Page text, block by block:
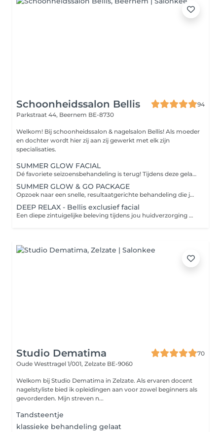
Schoonheidssalon Bellis
94
Parkstraat 44, Beernem BE-8730
Welkom! Bij schoonheidssalon & nagelsalon Bellis! Als moeder
en dochter wordt hier zij aan zij gewerkt met elk zijn
specialisaties.
SUMMER GLOW FACIAL
Dé favoriete seizoensbehandeling is terug! Tijdens deze gelaatsbehandeling combineren we een moment van pure ontspanning én intensieve huidverzorging in één. De behandeling omvat een dubbele reiniging met ontspannende brush tools, een enzymatische peeling, een zachte scrub, een intensieve cocktail van serums & een ampoule, gevolgd door een diep hydraterend hyaluronzuurmasker. Tijdens de verzorging geniet je ook van een uitgebreide gelaats, hals-nek- decolleté massage en een ontspannende hoofdhuidmassage. Precies wat jij & je huid nodig heeft deze zomer! We sluiten af met aangepaste verzorgingsproducten, SPF & een hydraterende lipverzorging. Resultaat: - Intens gehydrateerde & geplumpte huid - Instant healthy glowing skin - Frisse teint - Minder zichtbare fijne lijntjes - Volledige ontspanning voor lichaam én geest Voor wie deze zomer / vakantie nood heeft aan een moment voor zichzelf met enkel maar ontspanning, terwijl de huid een intensieve glow- en hydratatieboost krijgt.
SUMMER GLOW & GO PACKAGE
Opzoek naar een snelle, resultaatgerichte behandeling die jouw huid onmiddellijk laat stralen? Dan is dé nieuwste Summer Glow & Go Package dé perfecte keuze. Tijdens deze krachtige behandeling werken we met onze innovatieve Micro Infusion Treatment waarbij via ultrafijne microkanaaltjes we hoog geconcentreerde serums in brengen precies daar waar jouw huid ze nodig heeft. Tegelijk stimuleren we ook de natuurlijke aanmaak van collageen en elastine voor een stevigere en gladdere huid. Deze behandeling geeft je huid een intensieve hydratatieboost, verfijnt de huidstructuur en zorgt voor een gezonde, frisse glow. Ideaal als je niet veel tijd hebt, na een vakantie, of bij speciale gelegenheden! Na de behandeling ontvang je bovendien een hydraterend & kalmerend sheetmasker voor thuis, zodat je het resultaat alleen maar kan versterken & nog langer kunt behouden. Resultaat: - Instant healthy glowing skin - Intensieve hydratatie - Verfijnde huidtextuur - Egalere & stralende teint - Stimulatie van collageen & elastine - Zichtbare huidverbetering vanaf de eerste behandeling Snelle glow-up | Micro Infusion | Resultaatgericht | gratis sheetmasker cadeau ( t.w.v. €35,50 )
DEEP RELAX - Bellis exclusief facial
Een diepe zintuigelijke beleving tijdens jou huidverzorging waar het niet alleen gaat om de huid te verzorgen, maar ook om het creeeren van een ontspannend moment dat je gelaatsverzorging naar een dieper niveau tilt. Een ritueel met borsteleffleurages, warme stoom, de zachtste bamboo handdoeken en de kracht van manuele technieken. Geen gepruts met enkel vingertoppen maar full skincontact van pols tot ellenboog tijdens de massagetechnieken. Voor wie verlangt naar een gehydrateerde & frisse huid, een moment van rust, diepe ontspanning & verbinding met zichzelf. - Dieptereiniging - Insluizen van serum - Gelaat & hoofdhuid massage - Masker - Massage van schouders, armen & handen - Dagcreme & lipverzorging +LED THERAPIE: Versterk je behandeling & behoud het resultaat langer met ons LED-masker. De combinatie van rood, geel én blauw licht kalmeert roodheden, helpt onzuiverheden en ondersteunt huidherstel terwijl je volledig ontspant. LED-licht werkt van binnenuit op cellulair niveau én stimuleert natuurlijke regeneratie. Volledig veilig, zonder UV. Zo krijgt je huid een frisse, gezonde glow en vormt het de perfecte aanvulling op je verzorging.
Studio Dematima
70
Oude Westtragel 1/001, Zelzate BE-9060
Welkom bij Studio Dematima in Zelzate. Als ervaren docent
nagelstyliste bied ik opleidingen aan voor zowel beginners als
gevorderden. Mijn streven n...
Tandsteentje
klassieke behandeling gelaat